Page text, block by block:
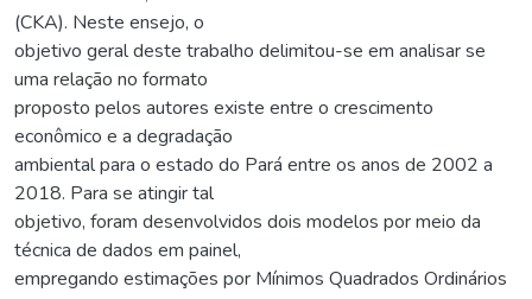
(CKA). Neste ensejo, o
objetivo geral deste trabalho delimitou-se em analisar se
uma relação no formato
proposto pelos autores existe entre o crescimento
econômico e a degradação
ambiental para o estado do Pará entre os anos de 2002 a
2018. Para se atingir tal
objetivo, foram desenvolvidos dois modelos por meio da
técnica de dados em painel,
empregando estimações por Mínimos Quadrados Ordinários